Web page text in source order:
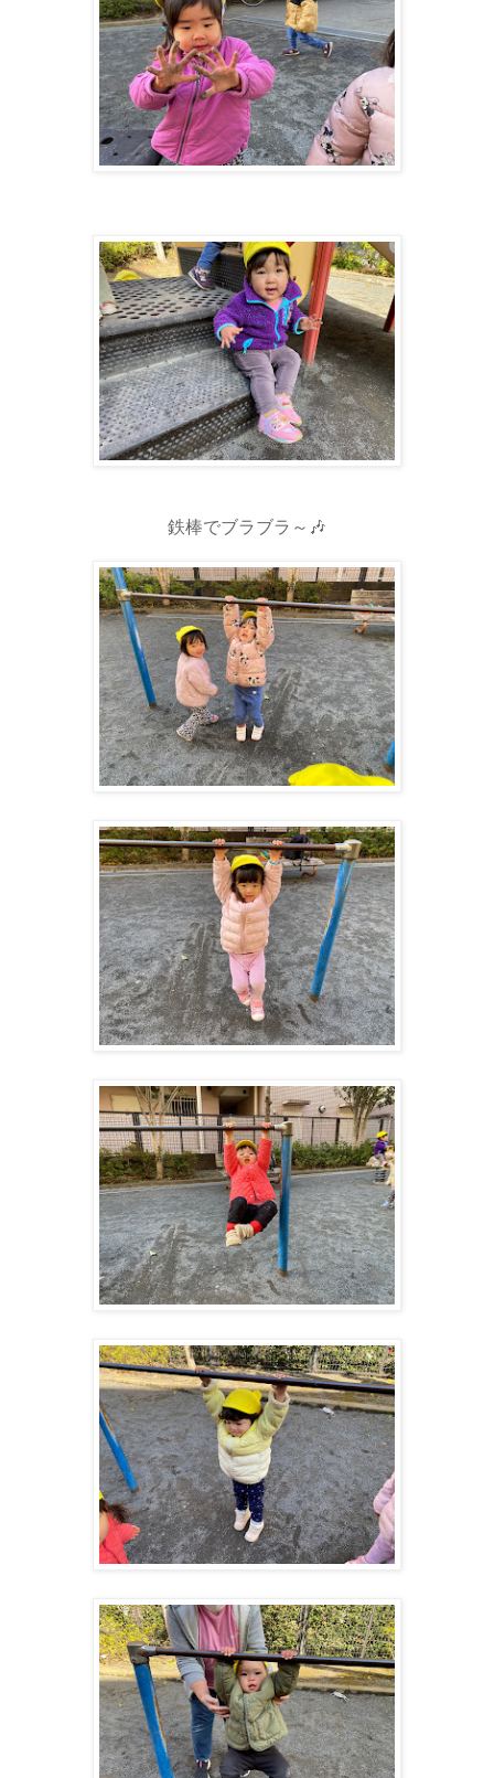
鉄棒でブラブラ～🎶